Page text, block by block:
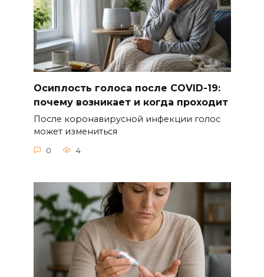
Осиплость голоса после COVID-19:
почему возникает и когда проходит
После коронавирусной инфекции голос
может измениться
0 4